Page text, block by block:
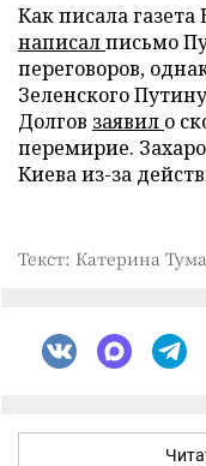
Как писала
написалписьмо
переговоров,
Зеленского
Долгов заявил о
перемирие.
Киева из-за
Текст: Катерина